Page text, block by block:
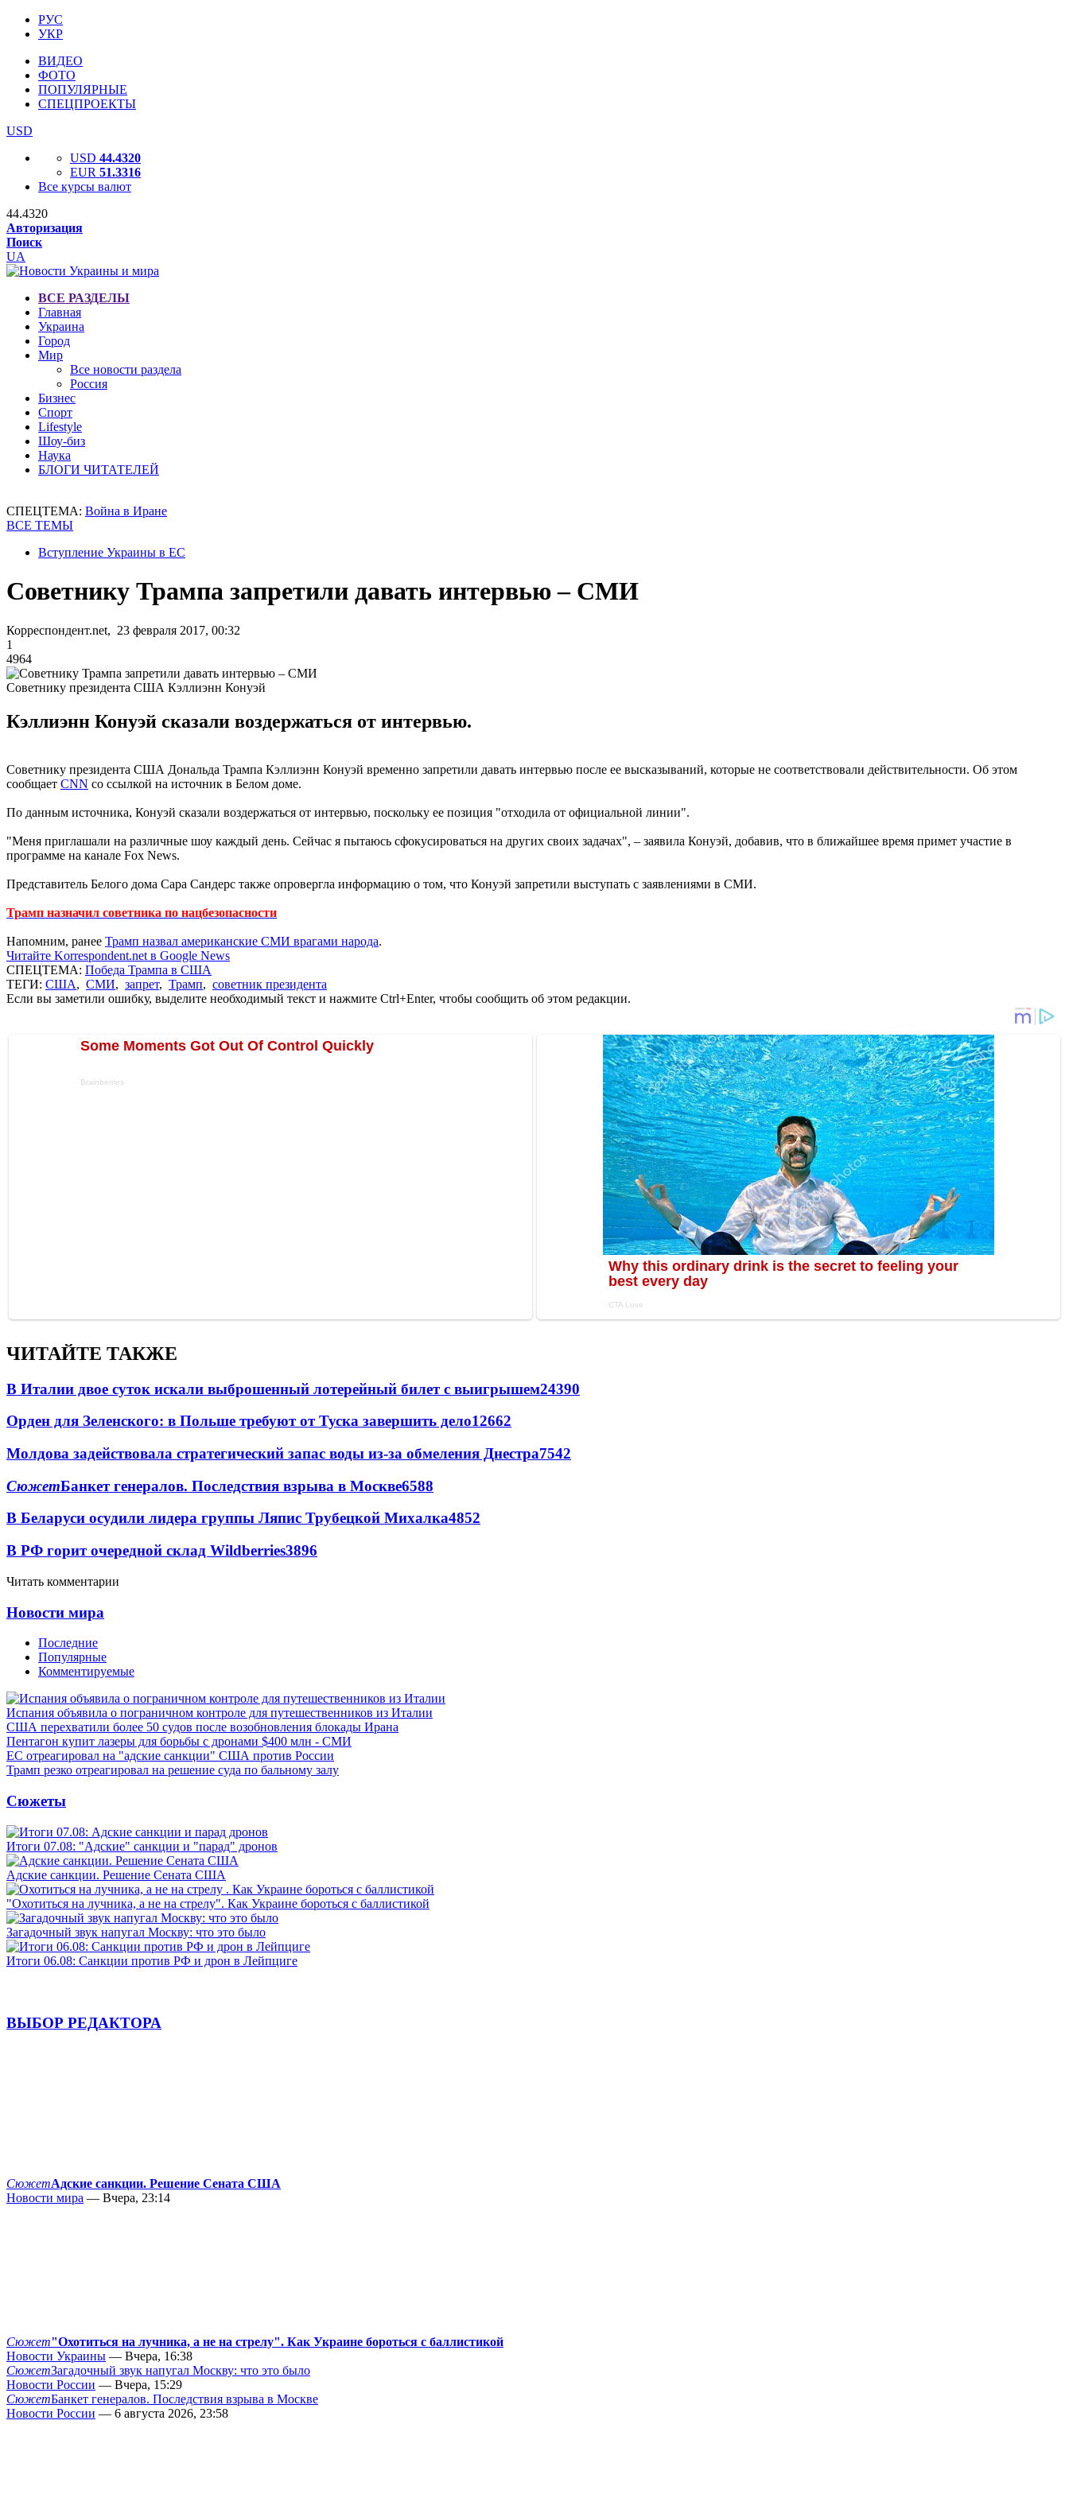
РУС
УКР
ВИДЕО
ФОТО
ПОПУЛЯРНЫЕ
СПЕЦПРОЕКТЫ
USD
USD 44.4320
EUR 51.3316
Все курсы валют
44.4320
Авторизация
Поиск
UA
ВСЕ РАЗДЕЛЫ
Главная
Украина
Город
Мир
Все новости раздела
Россия
Бизнес
Спорт
Lifestyle
Шоу-биз
Наука
БЛОГИ ЧИТАТЕЛЕЙ
СПЕЦТЕМА: Война в Иране
ВСЕ ТЕМЫ
Вступление Украины в ЕС
Советнику Трампа запретили давать интервью – СМИ
Корреспондент.net, 23 февраля 2017, 00:32
1
4964
Советнику президента США Кэллиэнн Конуэй
Кэллиэнн Конуэй сказали воздержаться от интервью.
Советнику президента США Дональда Трампа Кэллиэнн Конуэй временно запретили давать интервью после ее высказываний, которые не соответствовали действительности. Об этом
сообщает CNN со ссылкой на источник в Белом доме.
По данным источника, Конуэй сказали воздержаться от интервью, поскольку ее позиция "отходила от официальной линии".
"Меня приглашали на различные шоу каждый день. Сейчас я пытаюсь сфокусироваться на других своих задачах", – заявила Конуэй, добавив, что в ближайшее время примет участие в
программе на канале Fox News.
Представитель Белого дома Сара Сандерс также опровергла информацию о том, что Конуэй запретили выступать с заявлениями в СМИ.
Трамп назначил советника по нацбезопасности
Напомним, ранее Трамп назвал американские СМИ врагами народа.
Читайте Korrespondent.net в Google News
СПЕЦТЕМА: Победа Трампа в США
ТЕГИ: США, СМИ, запрет, Трамп, советник президента
Если вы заметили ошибку, выделите необходимый текст и нажмите Ctrl+Enter, чтобы сообщить об этом редакции.
ЧИТАЙТЕ ТАКЖЕ
В Италии двое суток искали выброшенный лотерейный билет с выигрышем24390
Орден для Зеленского: в Польше требуют от Туска завершить дело12662
Молдова задействовала стратегический запас воды из-за обмеления Днестра7542
СюжетБанкет генералов. Последствия взрыва в Москве6588
В Беларуси осудили лидера группы Ляпис Трубецкой Михалка4852
В РФ горит очередной склад Wildberries3896
Читать комментарии
Новости мира
Последние
Популярные
Комментируемые
Испания объявила о пограничном контроле для путешественников из Италии
США перехватили более 50 судов после возобновления блокады Ирана
Пентагон купит лазеры для борьбы с дронами $400 млн - СМИ
ЕС отреагировал на "адские санкции" США против России
Трамп резко отреагировал на решение суда по бальному залу
Сюжеты
Итоги 07.08: "Адские" санкции и "парад" дронов
Адские санкции. Решение Сената США
"Охотиться на лучника, а не на стрелу". Как Украине бороться с баллистикой
Загадочный звук напугал Москву: что это было
Итоги 06.08: Санкции против РФ и дрон в Лейпциге
ВЫБОР РЕДАКТОРА
СюжетАдские санкции. Решение Сената США
Новости мира — Вчера, 23:14
Сюжет"Охотиться на лучника, а не на стрелу". Как Украине бороться с баллистикой
Новости Украины — Вчера, 16:38
СюжетЗагадочный звук напугал Москву: что это было
Новости России — Вчера, 15:29
СюжетБанкет генералов. Последствия взрыва в Москве
Новости России — 6 августа 2026, 23:58